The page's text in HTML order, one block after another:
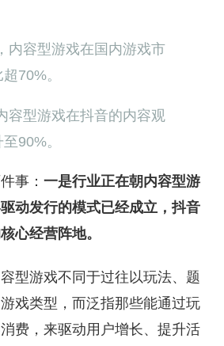
内容型游戏在国内游戏市
70%。
容型游戏在抖音的内容观
90%。
事：一是行业正在朝内容型游
动发行的模式已经成立，抖音
心经营阵地。
型游戏不同于过往以玩法、题
戏类型，而泛指那些能通过玩
费，来驱动用户增长、提升活